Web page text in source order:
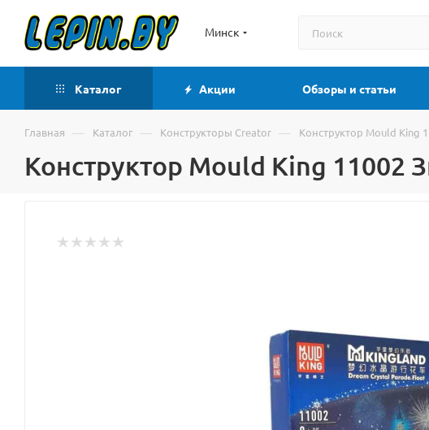
Минск
Каталог Акции Обзоры и статьи
Главная — Каталог — Конструкторы Creator — Конструктор Mould King
Конструктор Mould King